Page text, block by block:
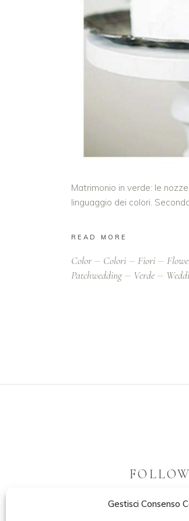
Gestisci Consenso
Matrimonio in verde: le
linguaggio dei colori.
READ MORE
Color Colori Fiori
Patchwedding
Verde